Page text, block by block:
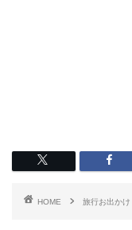
HOME 旅行お出かけ